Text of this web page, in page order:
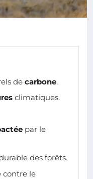
de carbone.
climatiques.
par le
des forêts.
contre le